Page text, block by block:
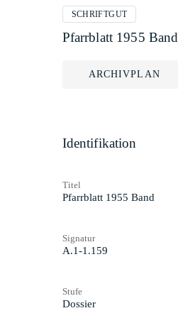
SCHRIFTGUT
Pfarrblatt 1955 Band
ARCHIVPLAN
Identifikation
Titel
Pfarrblatt 1955 Band
Signatur
A.1-1.159
Stufe
Dossier